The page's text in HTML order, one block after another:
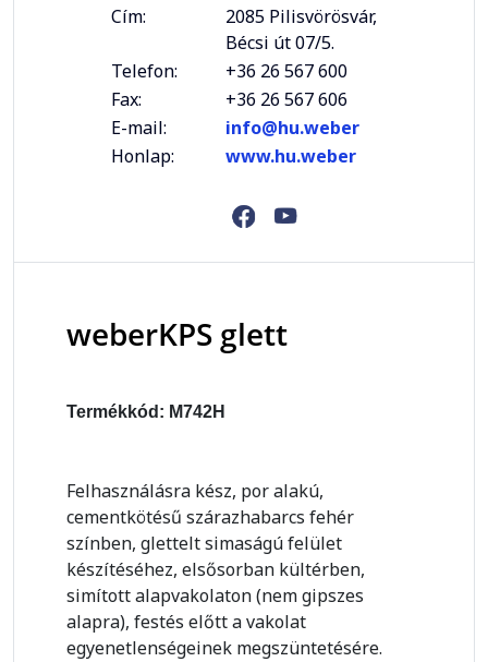
Cím:
2085 Pilisvörösvár,
Bécsi út 07/5.
Telefon:
+36 26 567 600
Fax:
+36 26 567 606
E-mail:
info@hu.weber
Honlap:
www.hu.weber
weberKPS glett
Termékkód: M742H
Felhasználásra kész, por alakú,
cementkötésű szárazhabarcs fehér
színben, glettelt simaságú felület
készítéséhez, elsősorban kültérben,
simított alapvakolaton (nem gipszes
alapra), festés előtt a vakolat
egyenetlenségeinek megszüntetésére.